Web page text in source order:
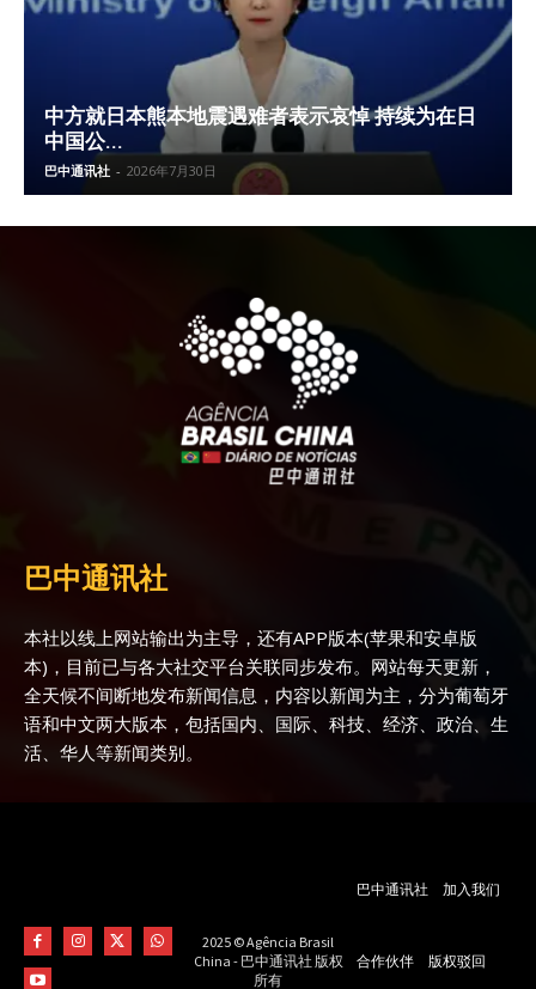
中方就日本熊本地震遇难者表示哀悼 持续为在日
中国公...
巴中通讯社 - 2026年7月30日
巴中通讯社
本社以线上网站输出为主导，还有APP版本(苹果和安卓版
本)，目前已与各大社交平台关联同步发布。网站每天更新，
全天候不间断地发布新闻信息，内容以新闻为主，分为葡萄牙
语和中文两大版本，包括国内、国际、科技、经济、政治、生
活、华人等新闻类别。
2025 © Agência Brasil
China - 巴中通讯社 版权
所有
巴中通讯社 加入我们
合作伙伴 版权驳回